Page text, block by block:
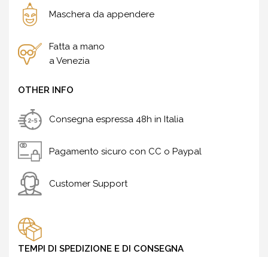
Maschera da appendere
Fatta a mano
a Venezia
OTHER INFO
Consegna espressa 48h in Italia
Pagamento sicuro con CC o Paypal
Customer Support
TEMPI DI SPEDIZIONE E DI CONSEGNA